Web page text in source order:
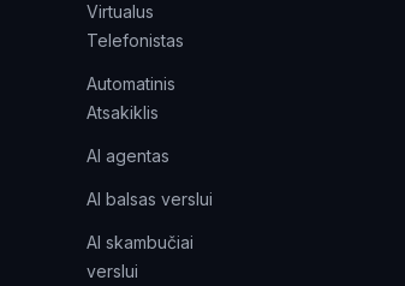
Virtualus
Telefonistas
Automatinis
Atsakiklis
AI agentas
AI balsas verslui
AI skambučiai
verslui